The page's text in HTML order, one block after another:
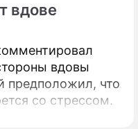
вдове
вдовы
предположил, что
со стрессом.